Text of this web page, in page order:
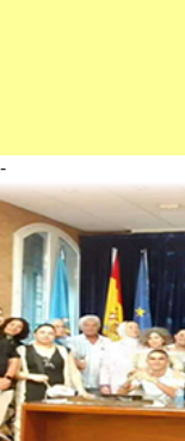
-